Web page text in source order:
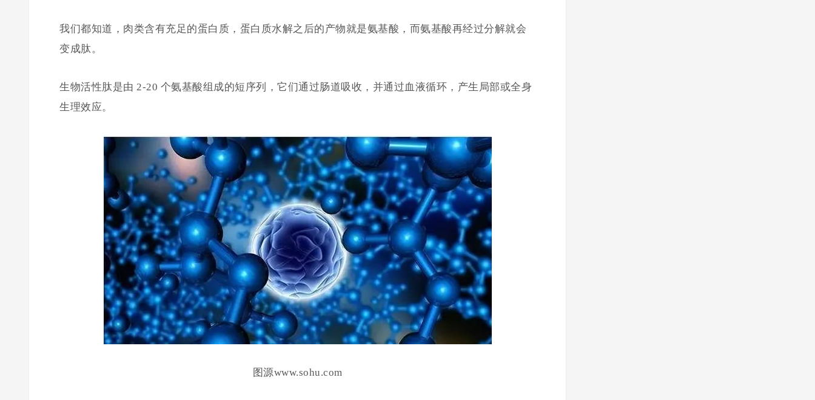
我们都知道，肉类含有充足的蛋白质，蛋白质水解之后的产物就是氨基酸，而氨基酸再经过分解就会
变成肽。
生物活性肽是由 2-20 个氨基酸组成的短序列，它们通过肠道吸收，并通过血液循环，产生局部或全身
生理效应。
图源www.sohu.com